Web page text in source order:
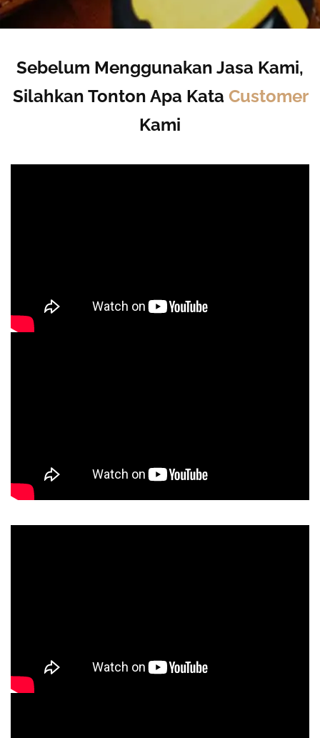
Sebelum Menggunakan Jasa Kami,
Silahkan Tonton Apa Kata Customer
Kami